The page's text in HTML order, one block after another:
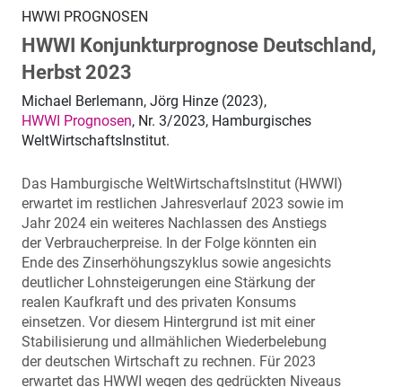
HWWI PROGNOSEN
HWWI Konjunkturprognose Deutschland,
Herbst 2023
Michael Berlemann, Jörg Hinze (2023),
HWWI Prognosen, Nr. 3/2023, Hamburgisches
WeltWirtschaftsInstitut.
Das Hamburgische WeltWirtschaftsInstitut (HWWI)
erwartet im restlichen Jahresverlauf 2023 sowie im
Jahr 2024 ein weiteres Nachlassen des Anstiegs
der Verbraucherpreise. In der Folge könnten ein
Ende des Zinserhöhungszyklus sowie angesichts
deutlicher Lohnsteigerungen eine Stärkung der
realen Kaufkraft und des privaten Konsums
einsetzen. Vor diesem Hintergrund ist mit einer
Stabilisierung und allmählichen Wiederbelebung
der deutschen Wirtschaft zu rechnen. Für 2023
erwartet das HWWI wegen des gedrückten Niveaus